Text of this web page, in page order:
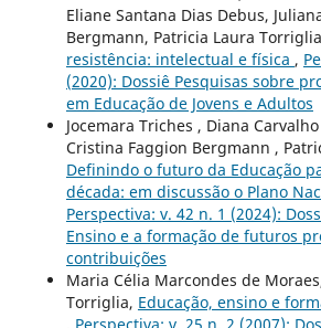
Eliane Santana Dias Debus,
Bergmann, Patricia Laura
resistência: intelectual e física ,
(2020): Dossiê Pesquisas sobre
em Educação de Jovens e Adultos
Jocemara Triches , Diana
Cristina Faggion Bergmann ,
Definindo o futuro da Educação
década: em discussão o Plano
Perspectiva: v. 42 n. 1 (2024):
Ensino e a formação de futuros
contribuições
Maria Célia Marcondes de
Torriglia, Educação, ensino e